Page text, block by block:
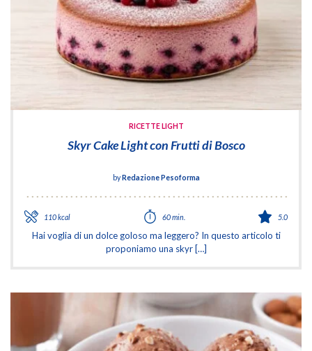
RICETTE LIGHT
Skyr Cake Light con Frutti di Bosco
byRedazione Pesoforma
110 kcal 60 min. 5.0
Hai voglia di un dolce goloso ma leggero? In questo articolo ti
proponiamo una skyr […]